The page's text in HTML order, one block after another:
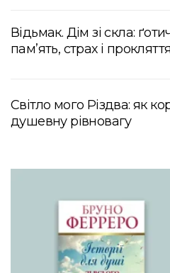
Відьмак. Дім зі скла:
пам’ять, страх і прокляття
Світло мого Різдва: як
душевну рівновагу